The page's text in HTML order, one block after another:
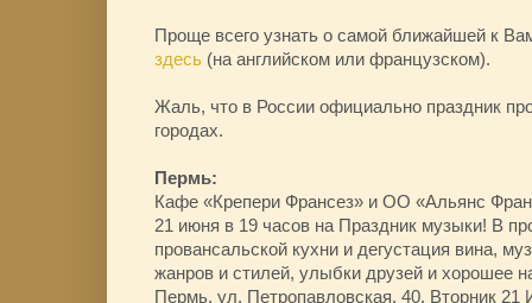
Проще всего узнать о самой ближайшей к
здесь (на английском или французском).
Жаль, что в России официально праздник
городах.
Пермь:
Кафе «Крепери Франсез» и ОО «Альянс
21 июня в 19 часов на Праздник музыки! В
провансальской кухни и дегустация вина,
жанров и стилей, улыбки друзей и хорошее
Пермь, ул. Петропавловская, 40. Вторник 21